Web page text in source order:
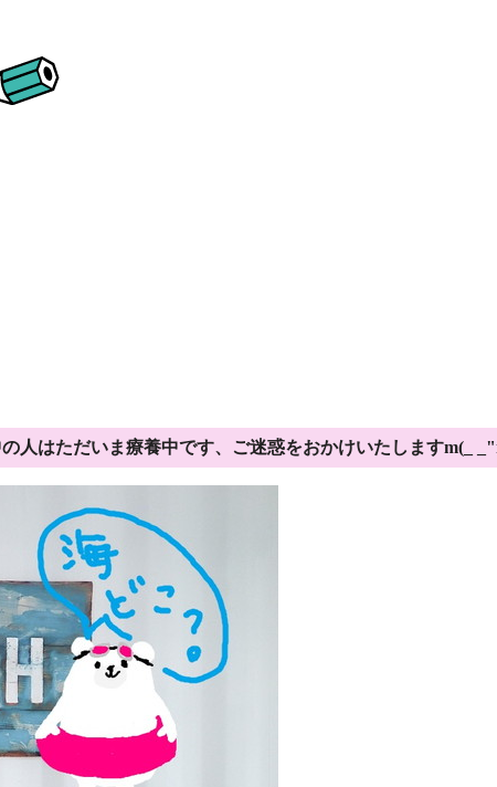
人はただいま療養中です、ご迷惑をおかけいたしますm(_